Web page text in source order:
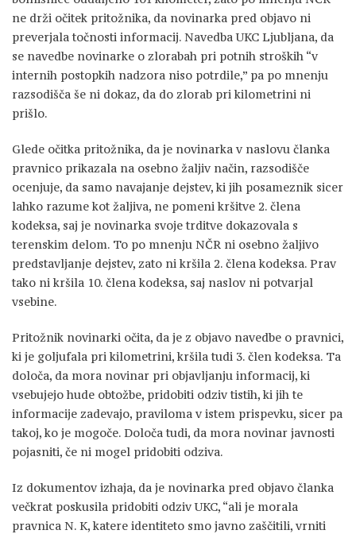
ne drži očitek pritožnika, da novinarka pred objavo ni
preverjala točnosti informacij. Navedba UKC Ljubljana, da
se navedbe novinarke o zlorabah pri potnih stroških “v
internih postopkih nadzora niso potrdile,” pa po mnenju
razsodišča še ni dokaz, da do zlorab pri kilometrini ni
prišlo.
Glede očitka pritožnika, da je novinarka v naslovu članka
pravnico prikazala na osebno žaljiv način, razsodišče
ocenjuje, da samo navajanje dejstev, ki jih posameznik sicer
lahko razume kot žaljiva, ne pomeni kršitve 2. člena
kodeksa, saj je novinarka svoje trditve dokazovala s
terenskim delom. To po mnenju NČR ni osebno žaljivo
predstavljanje dejstev, zato ni kršila 2. člena kodeksa. Prav
tako ni kršila 10. člena kodeksa, saj naslov ni potvarjal
vsebine.
Pritožnik novinarki očita, da je z objavo navedbe o pravnici,
ki je goljufala pri kilometrini, kršila tudi 3. člen kodeksa. Ta
določa, da mora novinar pri objavljanju informacij, ki
vsebujejo hude obtožbe, pridobiti odziv tistih, ki jih te
informacije zadevajo, praviloma v istem prispevku, sicer pa
takoj, ko je mogoče. Določa tudi, da mora novinar javnosti
pojasniti, če ni mogel pridobiti odziva.
Iz dokumentov izhaja, da je novinarka pred objavo članka
večkrat poskusila pridobiti odziv UKC, “ali je morala
pravnica N. K, katere identiteto smo javno zaščitili, vrniti